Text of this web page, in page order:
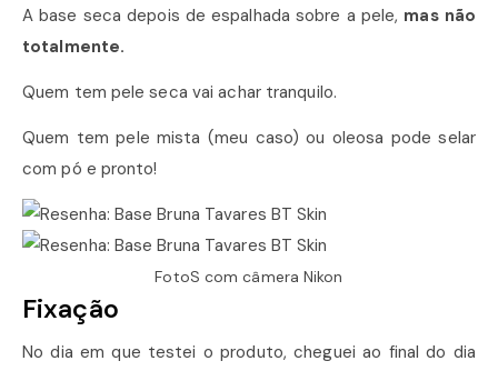
A base seca depois de espalhada sobre a pele, mas não
totalmente.
Quem tem pele seca vai achar tranquilo.
Quem tem pele mista (meu caso) ou oleosa pode selar
com pó e pronto!
FotoS com câmera Nikon
Fixação
No dia em que testei o produto, cheguei ao final do dia